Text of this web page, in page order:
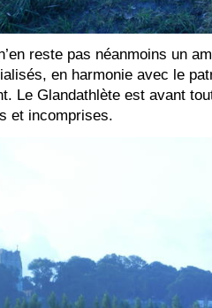
reste pas néanmoins un
en harmonie avec le
Le Glandathlète est avant
et incomprises.